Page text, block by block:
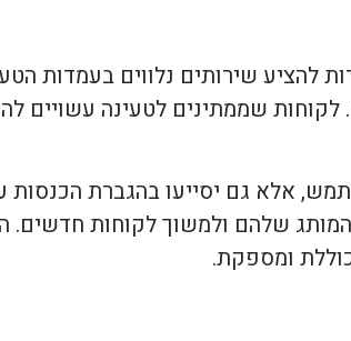
שירותים נלווים בעמדות
שממתינים לטעינה עשויים
אלא גם יסייעו בהגברת הכנסות
המותג שלהם ולמשוך לקוחות
ומספקת.